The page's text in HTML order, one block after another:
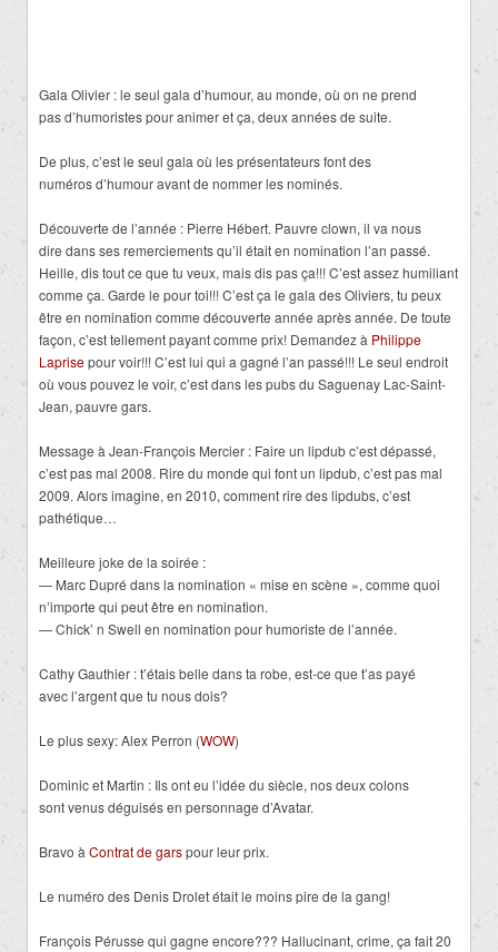
Gala Olivier : le seul gala d’humour, au monde, où on ne prend
pas d’humoristes pour animer et ça, deux années de suite.
De plus, c’est le seul gala où les présentateurs font des
numéros d’humour avant de nommer les nominés.
Découverte de l’année : Pierre Hébert. Pauvre clown, il va nous
dire dans ses remerciements qu’il était en nomination l’an passé.
Heille, dis tout ce que tu veux, mais dis pas ça!!! C’est assez humiliant
comme ça. Garde le pour toi!!! C’est ça le gala des Oliviers, tu peux
être en nomination comme découverte année après année. De toute
façon, c’est tellement payant comme prix! Demandez à Philippe
Laprisepour voir!!! C’est lui qui a gagné l’an passé!!! Le seul endroit
où vous pouvez le voir, c’est dans les pubs du Saguenay Lac-Saint-
Jean, pauvre gars.
Message à Jean-François Mercier : Faire un lipdub c’est dépassé,
c’est pas mal 2008. Rire du monde qui font un lipdub, c’est pas mal
2009. Alors imagine, en 2010, comment rire des lipdubs, c’est
pathétique…
Meilleure joke de la soirée :
— Marc Dupré dans la nomination « mise en scène », comme quoi
n’importe qui peut être en nomination.
— Chick’ n Swell en nomination pour humoriste de l’année.
Cathy Gauthier : t’étais belle dans ta robe, est-ce que t’as payé
avec l’argent que tu nous dois?
Le plus sexy: Alex Perron (WOW)
Dominic et Martin : Ils ont eu l’idée du siècle, nos deux colons
sont venus déguisés en personnage d’Avatar.
Bravo à Contrat de garspour leur prix.
Le numéro des Denis Drolet était le moins pire de la gang!
François Pérusse qui gagne encore??? Hallucinant, crime, ça fait 20